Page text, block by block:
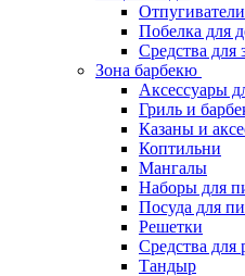
Побелка для
Средства для
Зона барбекю
Аксессуары
Гриль и
Казаны и
Коптильни
Мангалы
Наборы для
Посуда для
Решетки
Средства для
Тандыр